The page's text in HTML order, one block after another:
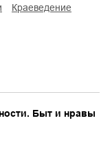
краеведение
Быт и нравы